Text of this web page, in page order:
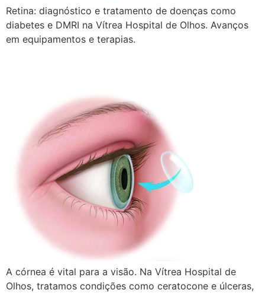
Retina: diagnóstico e tratamento de doenças como
diabetes e DMRI na Vítrea Hospital de Olhos. Avanços
em equipamentos e terapias.
A córnea é vital para a visão. Na Vítrea Hospital de
Olhos, tratamos condições como ceratocone e úlceras,